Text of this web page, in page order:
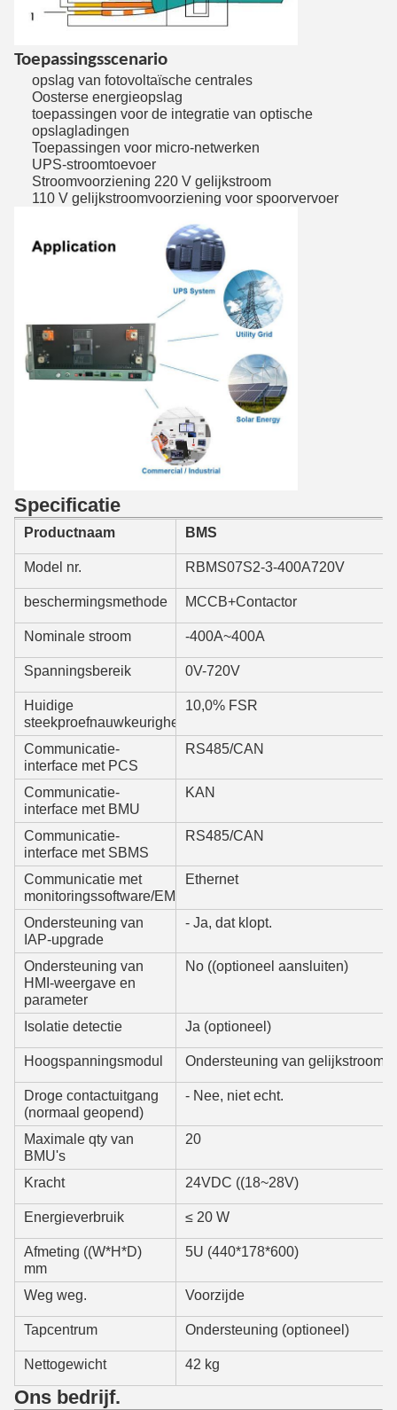
Toepassingsscenario
opslag van fotovoltaïsche centrales
Oosterse energieopslag
toepassingen voor de integratie van optische
opslagladingen
Toepassingen voor micro-netwerken
UPS-stroomtoevoer
Stroomvoorziening 220 V gelijkstroom
110 V gelijkstroomvoorziening voor spoorvervoer
Specificatie
Productnaam BMS
Model nr. RBMS07S2-3-400A720V
beschermingsmethode MCCB+Contactor
Nominale stroom -400A~400A
Spanningsbereik 0V-720V
Huidige
steekproefnauwkeurigheid
10,0% FSR
Communicatie-
interface met PCS
RS485/CAN
Communicatie-
interface met BMU
KAN
Communicatie-
interface met SBMS
RS485/CAN
Communicatie met
monitoringssoftware/EMS
Ethernet
Ondersteuning van
IAP-upgrade
- Ja, dat klopt.
Ondersteuning van
HMI-weergave en
parameter
No ((optioneel aansluiten)
Isolatie detectie Ja (optioneel)
Hoogspanningsmodul Ondersteuning van
Droge contactuitgang
(normaal geopend)
- Nee, niet echt.
Maximale qty van
BMU's
20
Kracht 24VDC ((18~28V)
Energieverbruik ≤ 20 W
Afmeting ((W*H*D)
mm
5U (440*178*600)
Weg weg. Voorzijde
Tapcentrum Ondersteuning (optioneel)
Nettogewicht 42 kg
Ons bedrijf.